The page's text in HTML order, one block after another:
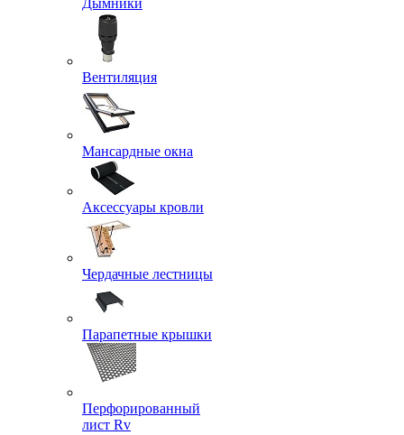
Дымники
Вентиляция
Мансардные окна
Аксессуары кровли
Чердачные лестницы
Парапетные крышки
Перфорированный
лист Rv